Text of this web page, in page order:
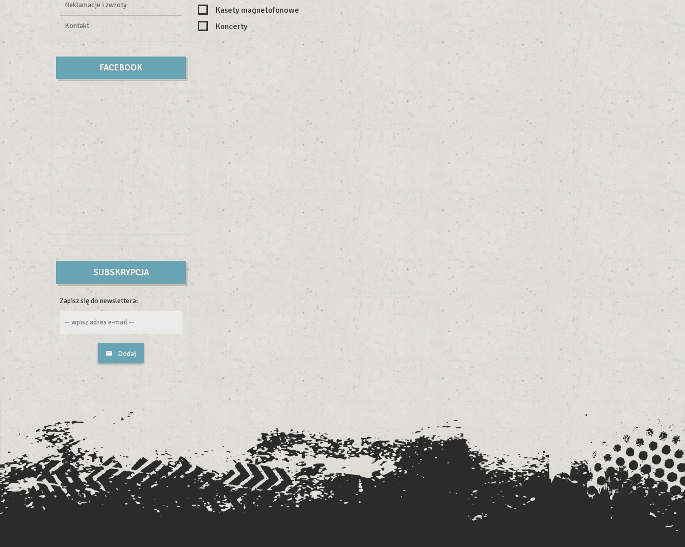
Reklamacje i zwroty
Kontakt
FACEBOOK
SUBSKRYPCJA
Zapisz się do newslettera:
Dodaj
Kasety magnetofonowe
Koncerty